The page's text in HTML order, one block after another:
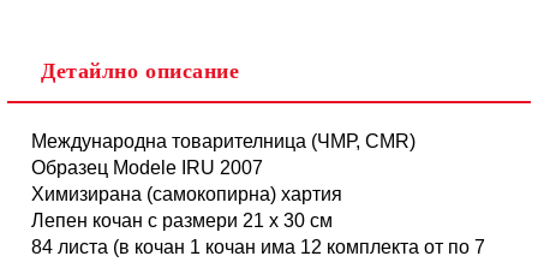
Детайлно описание
Международна товарителница (ЧМР, CMR)
Образец Modele IRU 2007
Химизирана (самокопирна) хартия
Лепен кочан с размери 21 х 30 см
84 листа (в кочан 1 кочан има 12 комплекта от по 7